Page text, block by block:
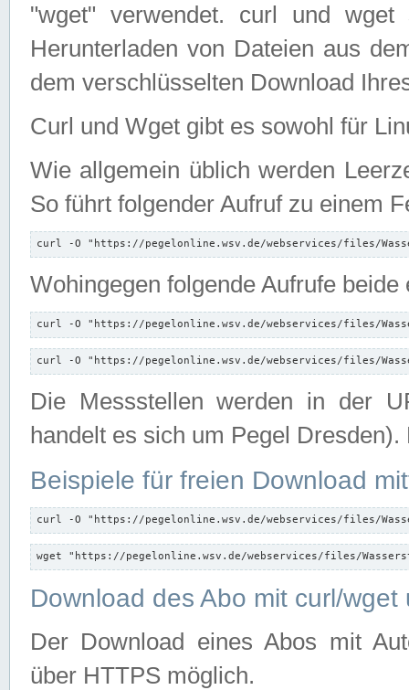
"wget" verwendet. curl und wget
Herunterladen von Dateien aus
dem verschlüsselten Download
Curl und Wget gibt es sowohl für
Wie allgemein üblich werden
So führt folgender Aufruf zu einem
curl -O "https://pegelonline.wsv.de/webservices/files/
Wohingegen folgende Aufrufe beide
curl -O "https://pegelonline.wsv.de/webservices/files/
curl -O "https://pegelonline.wsv.de/webservices/files/
Die Messstellen werden in der
handelt es sich um Pegel
Beispiele für freien Download
curl -O "https://pegelonline.wsv.de/webservices/files/
wget "https://pegelonline.wsv.de/webservices/files/
Download des Abo mit curl/
Der Download eines Abos mit
über HTTPS möglich.